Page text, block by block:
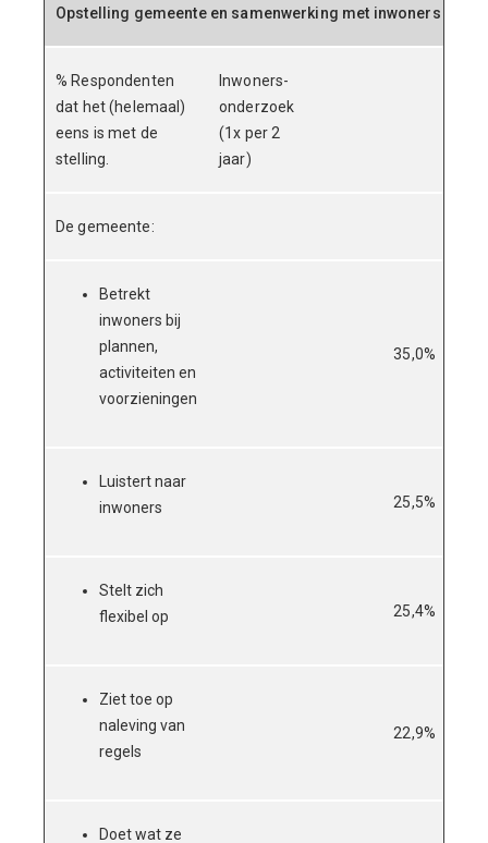
Opstelling gemeente en samenwerking met inwoners
% Respondenten
dat het (helemaal)
eens is met de
stelling.
Inwoners-
onderzoek
(1x per 2
jaar)
De gemeente:
Betrekt
inwoners bij
plannen,
activiteiten en
voorzieningen
35,0%
Luistert naar
inwoners
25,5%
Stelt zich
flexibel op
25,4%
Ziet toe op
naleving van
regels
22,9%
Doet wat ze